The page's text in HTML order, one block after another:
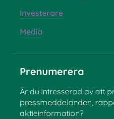
Investerare
Media
Prenumerera
Är du intresserad av att
pressmeddelanden,
aktieinformation?